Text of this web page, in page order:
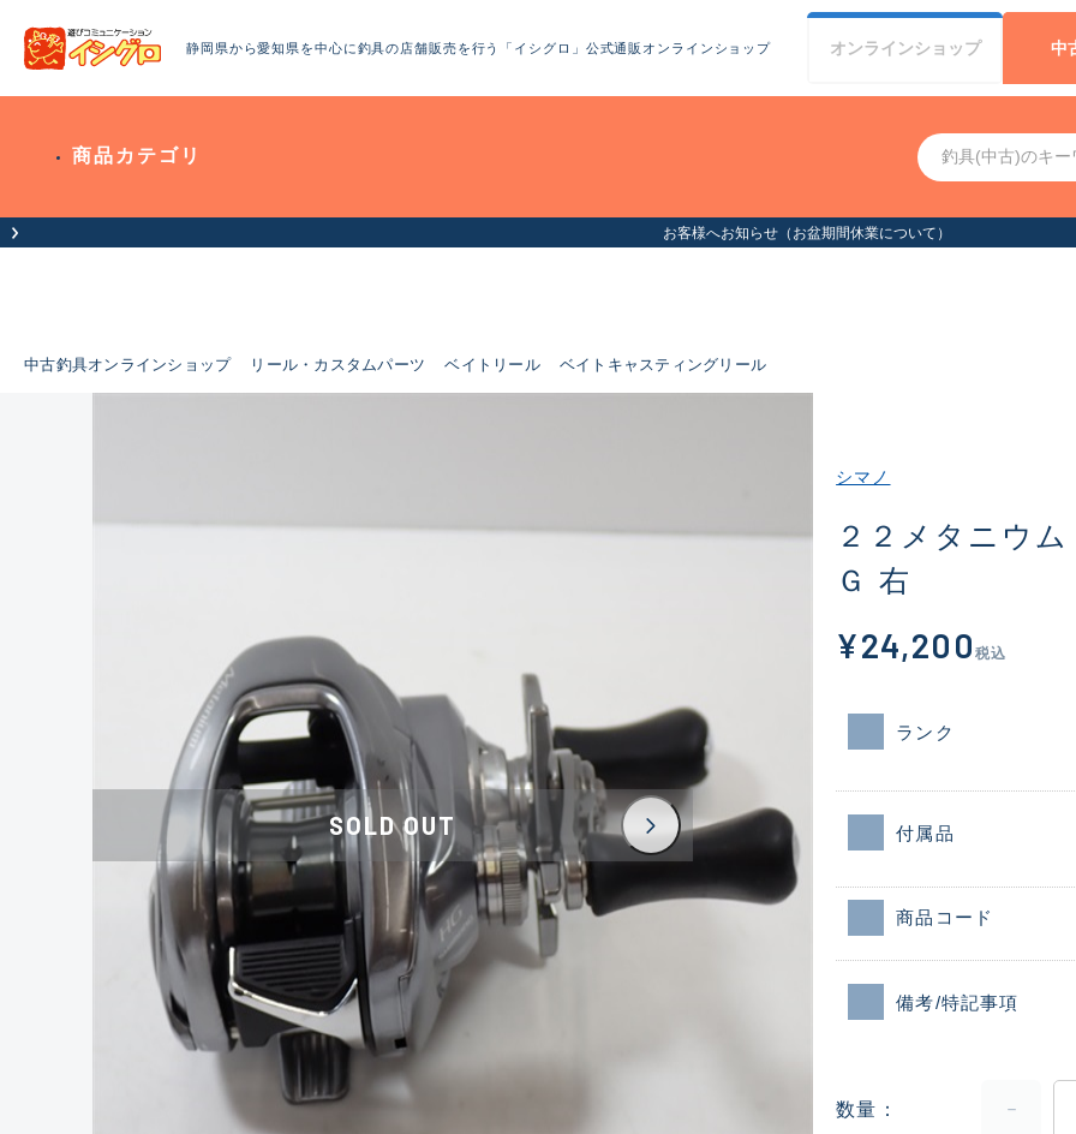
静岡県から愛知県を中心に釣具の店舗販売を行う「イシグロ」公式通販オンラインショップ オンラインショップ 中
商品カテゴリ
お客様へお知らせ（お盆期間休業について）
中古釣具オンラインショップ リール・カスタムパーツ ベイトリール ベイトキャスティングリール
SOLD OUT
シマノ
２２メタニウ
Ｇ 右
¥24,200 税込
ランク
付属品
商品コード
備考/特記事項
数量